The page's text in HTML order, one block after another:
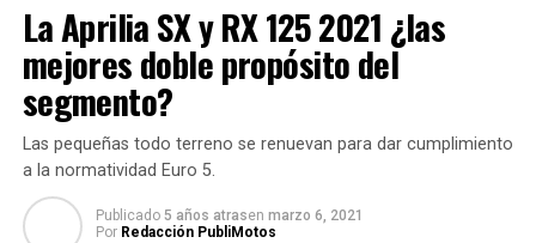
La Aprilia SX y RX 125 2021 ¿las
mejores doble propósito del
segmento?
Las pequeñas todo terreno se renuevan para dar cumplimiento
a la normatividad Euro 5.
Publicado 5 años atrasen marzo 6, 2021
Por Redacción PubliMotos